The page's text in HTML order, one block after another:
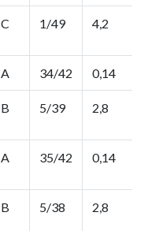
C 1/49 4,2
A 34/42 0,14
B 5/39 2,8
A 35/42 0,14
B 5/38 2,8